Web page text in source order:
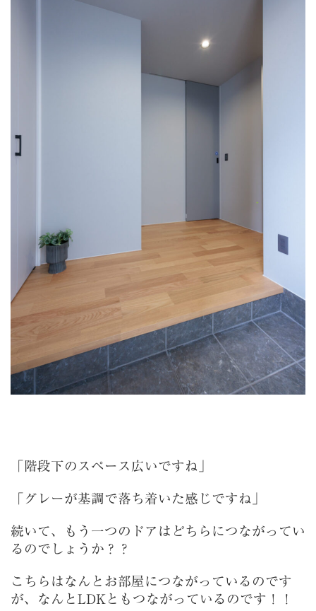
「階段下のスペース広いですね」
「グレーが基調で落ち着いた感じですね」
続いて、もう一つのドアはどちらにつながってい
るのでしょうか？？
こちらはなんとお部屋につながっているのです
が、なんとLDKともつながっているのです！！